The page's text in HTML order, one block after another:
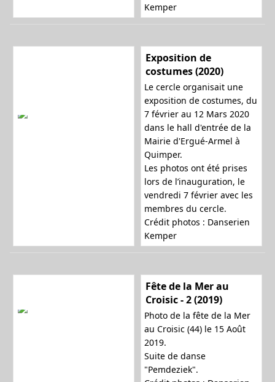
a
Kemper
Exposition de
costumes (2020)
Le cercle organisait une
exposition de costumes, du
7 février au 12 Mars 2020
dans le hall d'entrée de la
Mairie d'Ergué-Armel à
Quimper.
Les photos ont été prises
lors de l’inauguration, le
vendredi 7 février avec les
membres du cercle.
Crédit photos : Danserien
Kemper
Fête de la Mer au
Croisic - 2 (2019)
Photo de la fête de la Mer
au Croisic (44) le 15 Août
2019.
Suite de danse
"Pemdeziek".